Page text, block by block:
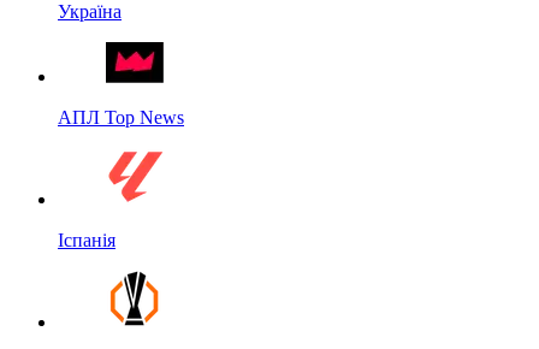
Україна
АПЛ Top News
Іспанія